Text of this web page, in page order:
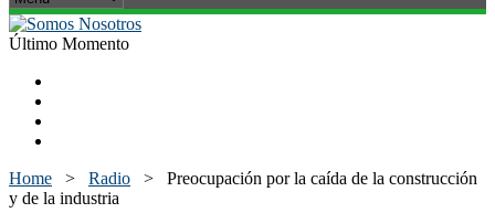
Último Momento
Home > Radio > Preocupación por la caída de la construcción
y de la industria